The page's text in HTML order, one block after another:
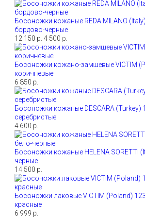
Босоножки кожаные REDA MILANO
бордово-черные
12 150 р. 4 500 р.
Босоножки кожано-замшевые VICTIM
коричневые
6 850 р.
Босоножки кожаные DESCARA (Turkey)
серебристые
4 600 р.
Босоножки кожаные HELENA SORETTI
черные
14 500 р.
Босоножки лаковые VICTIM (Poland)
красные
6 999 р.